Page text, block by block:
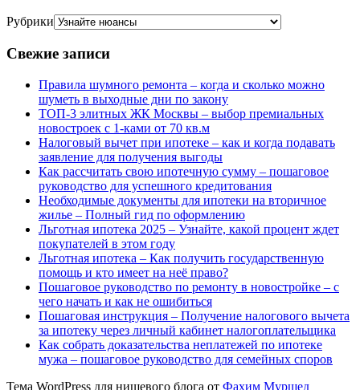
Рубрики
Свежие записи
Правила шумного ремонта – когда и сколько можно
шуметь в выходные дни по закону
ТОП-3 элитных ЖК Москвы – выбор премиальных
новостроек с 1-ками от 70 кв.м
Налоговый вычет при ипотеке – как и когда подавать
заявление для получения выгоды
Как рассчитать свою ипотечную сумму – пошаговое
руководство для успешного кредитования
Необходимые документы для ипотеки на вторичное
жилье – Полный гид по оформлению
Льготная ипотека 2025 – Узнайте, какой процент ждет
покупателей в этом году
Льготная ипотека – Как получить государственную
помощь и кто имеет на неё право?
Пошаговое руководство по ремонту в новостройке – с
чего начать и как не ошибиться
Пошаговая инструкция – Получение налогового вычета
за ипотеку через личный кабинет налогоплательщика
Как собрать доказательства неплатежей по ипотеке
мужа – пошаговое руководство для семейных споров
Тема WordPress для нишевого блога от Фахим Муршед